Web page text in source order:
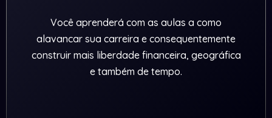
Você aprenderá com as aulas a como
alavancar sua carreira e consequentemente
construir mais liberdade financeira, geográfica
e também de tempo.